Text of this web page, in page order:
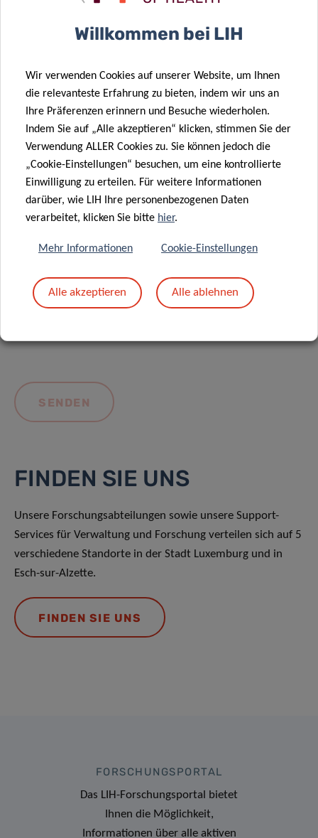
Nachricht
Mit dem Absenden Ihrer Nachricht erklären Sie
sich einverstanden mit
die LIH-
FINDEN SIE UNS
Unsere Forschungsabteilungen sowie unsere Support-
Services für Verwaltung und Forschung verteilen sich auf 5
verschiedene Standorte in der Stadt Luxemburg und in
Esch-sur-Alzette.
FINDEN SIE UNS
FORSCHUNGSPORTAL
Das LIH-Forschungsportal bietet
Ihnen die Möglichkeit,
Informationen über alle aktiven
Willkommen bei LIH
Wir verwenden Cookies auf unserer Website, um Ihnen
die relevanteste Erfahrung zu bieten, indem wir uns an
Ihre Präferenzen erinnern und Besuche wiederholen.
Indem Sie auf „Alle akzeptieren“ klicken, stimmen Sie der
Verwendung ALLER Cookies zu. Sie können jedoch die
„Cookie-Einstellungen“ besuchen, um eine kontrollierte
Einwilligung zu erteilen. Für weitere Informationen
darüber, wie LIH Ihre personenbezogenen Daten
verarbeitet, klicken Sie bitte hier.
Mehr Informationen Cookie-Einstellungen
Alle akzeptieren Alle ablehnen